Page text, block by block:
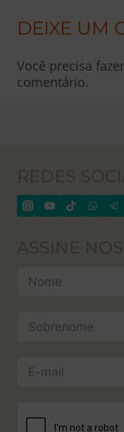
DEIXE UM
Você precisa
comentário.
REDES
ASSINE